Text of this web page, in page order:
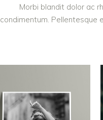
Morbi blandit dolor ac
condimentum. Pellentesque